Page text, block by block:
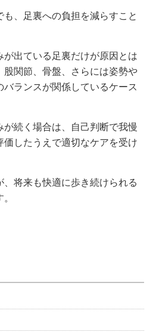
、足裏への負担を減らすこと
が出ている足裏だけが原因とは
股関節、骨盤、さらには姿勢や
ランスが関係しているケース
が続く場合は、自己判断で我慢
したうえで適切なケアを受け
将来も快適に歩き続けられる